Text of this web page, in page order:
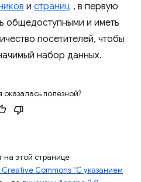
и страниц , в первую
общедоступными и иметь
посетителей, чтобы
набор данных.
полезной?
на этой странице
Creative Commons "С указанием